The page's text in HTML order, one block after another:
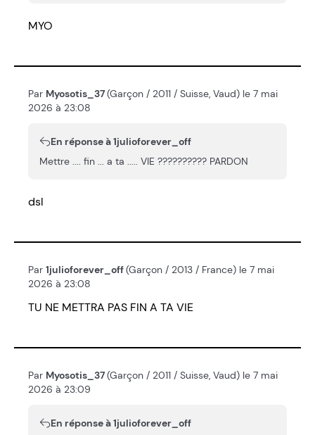
MYO
Par Myosotis_37(Garçon / 2011 / Suisse, Vaud) le 7 mai
2026 à 23:08
En réponse à 1julioforever_off
Mettre .... fin ... a ta ..... VIE ?????????? PARDON
dsl
Par 1julioforever_off(Garçon / 2013 / France) le 7 mai
2026 à 23:08
TU NE METTRA PAS FIN A TA VIE
Par Myosotis_37(Garçon / 2011 / Suisse, Vaud) le 7 mai
2026 à 23:09
En réponse à 1julioforever_off